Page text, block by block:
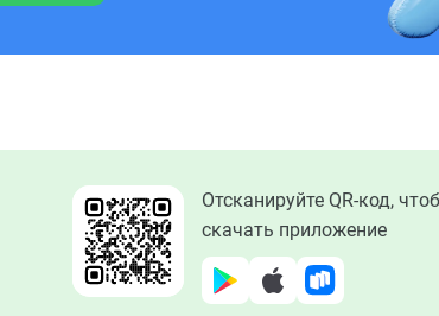
Отсканируйте QR-код,
скачать приложение